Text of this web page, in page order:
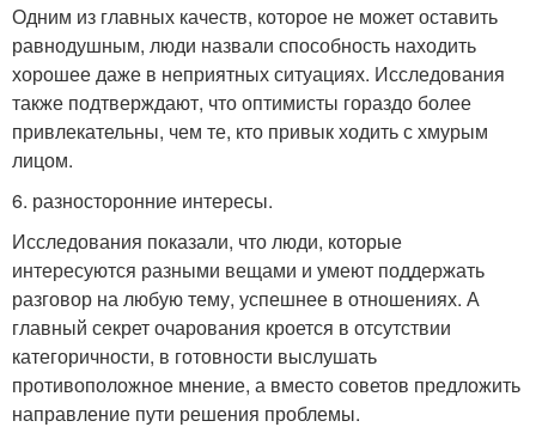
Одним из главных качеств, которое не может оставить
равнодушным, люди назвали способность находить
хорошее даже в неприятных ситуациях. Исследования
также подтверждают, что оптимисты гораздо более
привлекательны, чем те, кто привык ходить с хмурым
лицом.
6. разносторонние интересы.
Исследования показали, что люди, которые
интересуются разными вещами и умеют поддержать
разговор на любую тему, успешнее в отношениях. А
главный секрет очарования кроется в отсутствии
категоричности, в готовности выслушать
противоположное мнение, а вместо советов предложить
направление пути решения проблемы.